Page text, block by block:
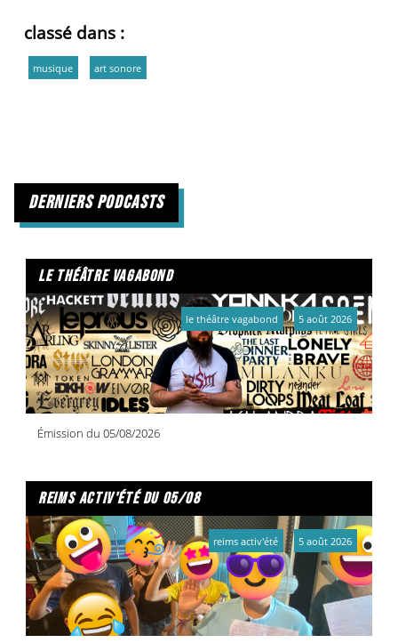
classé dans :
musique art sonore
derniers podcasts
le théâtre vagabond
Émission du 05/08/2026
le théâtre vagabond 5 août 2026
reims activ'été du 05/08
reims activ'été 5 août 2026